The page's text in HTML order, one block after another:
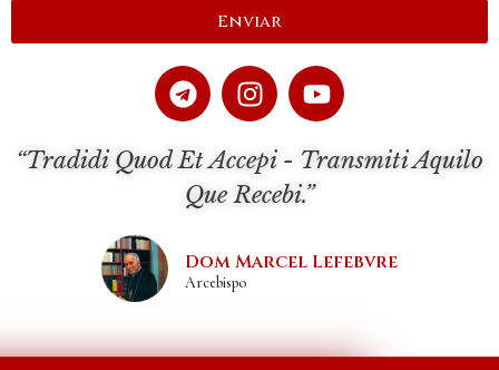
Enviar
“Tradidi Quod Et Accepi - Transmiti Aquilo
Que Recebi.”
Dom Marcel Lefebvre
Arcebispo